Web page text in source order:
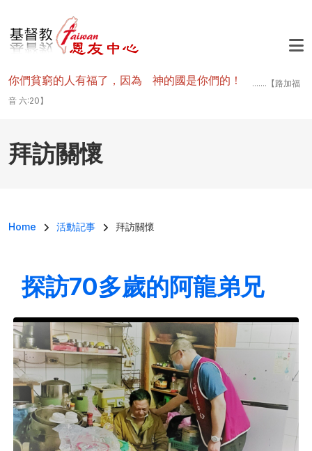
你們貧窮的人有福了，因為 神的國是你們的！
.......【路加福
音 六:20】
拜訪關懷
導航連結
Home 活動記事 拜訪關懷
探訪70多歲的阿龍弟兄